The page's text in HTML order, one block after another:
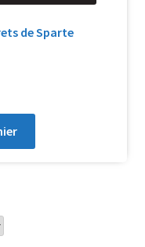
de Sparte